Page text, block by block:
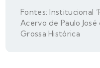
Fontes: Institucional
Acervo de Paulo
Grossa Histórica